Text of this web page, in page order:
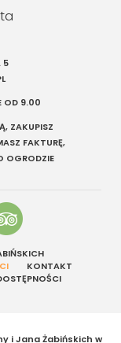
5
OD 9.00
ZAKUPISZ
FAKTURĘ,
OGRODZIE
KONTAKT
i Jana Żabińskich w